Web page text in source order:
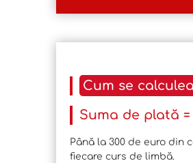
Cum se
Suma de plată
Până la 300 de euro
fiecare curs de limbă.